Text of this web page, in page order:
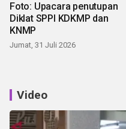
Foto: Upacara penutupan
Diklat SPPI KDKMP dan
KNMP
Jumat, 31 Juli 2026
Video